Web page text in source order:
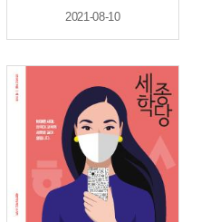
2021-08-10